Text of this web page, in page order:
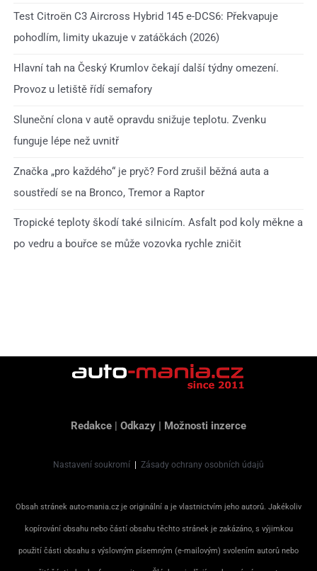
Test Citroën C3 Aircross Hybrid 145 e-DCS6: Překvapuje
pohodlím, limity ukazuje v zatáčkách (2026)
Hlavní tah na Český Krumlov čekají další týdny omezení.
Provoz u letiště řídí semafory
Sluneční clona v autě opravdu snižuje teplotu. Zvenku
funguje lépe než uvnitř
Značka „pro každého“ je pryč? Ford zrušil běžná auta a
soustředí se na Bronco, Tremor a Raptor
Tropické teploty škodí také silnicím. Asfalt pod koly měkne a
po vedru a bouřce se může vozovka rychle zničit
Redakce | Odkazy | Možnosti inzerce
Nastavení soukromí Zásady ochrany osobních údajů
Obsah stránek auto-mania.cz je originální a je vlastnictvím jeho autorů. Jakékoliv
kopírování obsahu nebo částí obsahu těchto stránek je zakázáno, s výjimkou
použití části obsahu s výslovným písemným (e-mailovým) svolením autorů nebo